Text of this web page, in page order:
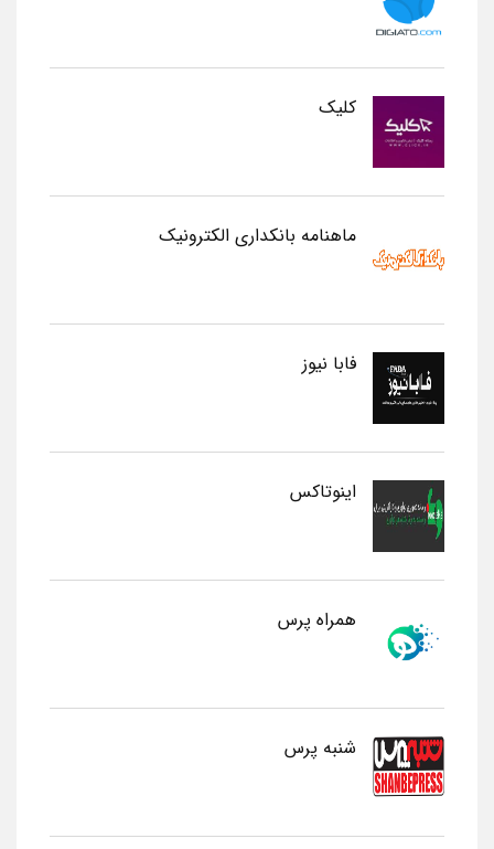
کلیک
ماهنامه بانکداری الکترونیک
فابا نیوز
اینوتاکس
همراه پرس
شنبه پرس